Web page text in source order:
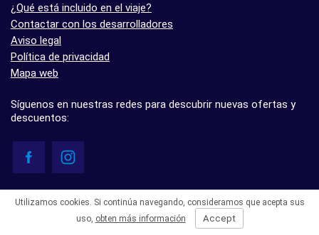
¿Qué está incluido en el viaje?
Contactar con los desarrolladores
Aviso legal
Política de privacidad
Mapa web
Síguenos en nuestras redes para descubrir nuevas ofertas y
descuentos:
- 5.0 basado en 7 opiniones
Utilizamos cookies. Si continúa navegando, consideramos que acepta sus
uso, obten más información Accept